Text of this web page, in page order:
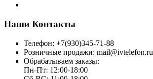
Наши Контакты
Телефон: +7(930)345-71-88
Розничные продажи: mail@ivtelefon.ru
Обрабатываем заказы:
Пн-Пт: 12:00-18:00